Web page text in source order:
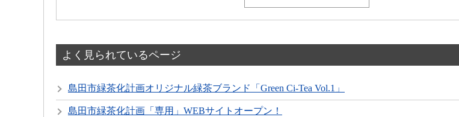
よく見られているページ
島田市緑茶化計画オリジナル緑茶ブランド「Green Ci-Tea Vol.1」
島田市緑茶化計画「専用」WEBサイトオープン！